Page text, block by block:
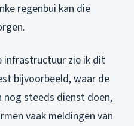
regenbui kan die
infrastructuur zie ik dit
bijvoorbeeld, waar de
steeds dienst doen,
vaak meldingen van